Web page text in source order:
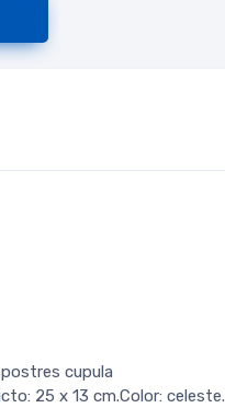
cupula
25 x 13 cm.Color: celeste.